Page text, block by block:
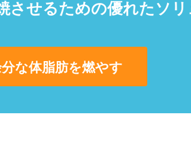
させるための優れたソ
な体脂肪を燃やす